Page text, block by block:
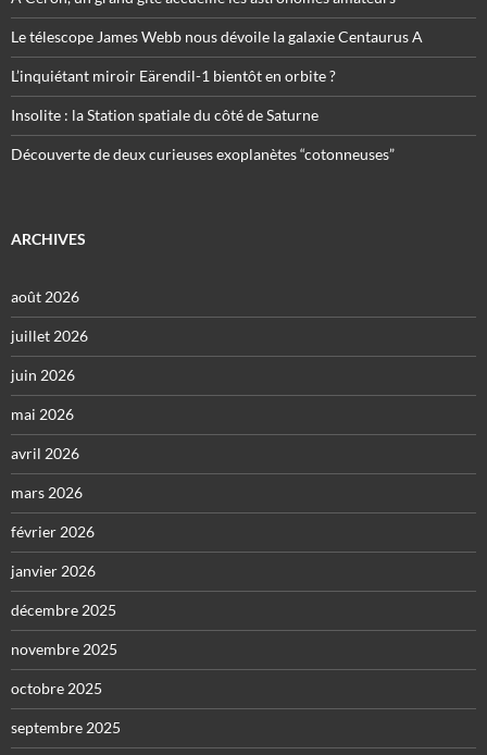
Le télescope James Webb nous dévoile la galaxie Centaurus A
L’inquiétant miroir Eärendil-1 bientôt en orbite ?
Insolite : la Station spatiale du côté de Saturne
Découverte de deux curieuses exoplanètes “cotonneuses”
ARCHIVES
août 2026
juillet 2026
juin 2026
mai 2026
avril 2026
mars 2026
février 2026
janvier 2026
décembre 2025
novembre 2025
octobre 2025
septembre 2025